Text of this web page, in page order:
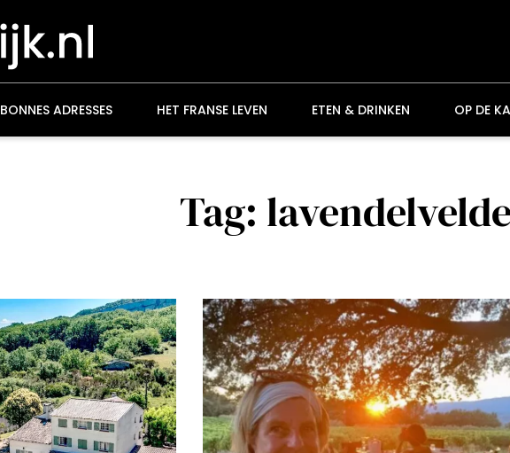
BONNES ADRESSES HET FRANSE LEVEN ETEN & DRINKEN OP DE
Tag: